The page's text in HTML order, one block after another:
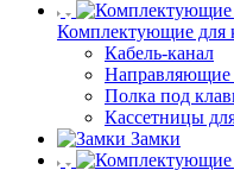
Комплектующие для
Кабель-канал
Направляющие
Полка под
Кассетницы
Замки